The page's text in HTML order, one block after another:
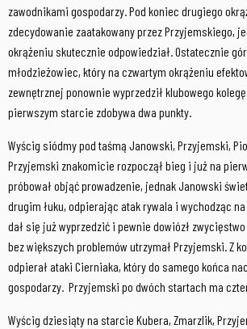
zawodnikami gospodarzy. Pod koniec drugiego
zdecydowanie zaatakowany przez Przyjemskiego,
okrążeniu skutecznie odpowiedział. Ostatecznie
młodzieżowiec, który na czwartym okrążeniu
zewnętrznej ponownie wyprzedził klubowego
pierwszym starcie zdobywa dwa punkty.
Wyścig siódmy pod taśmą Janowski, Przyjemski,
Przyjemski znakomicie rozpoczął bieg i już na
próbował objąć prowadzenie, jednak Janowski
drugim łuku, odpierając atak rywala i wychodząc
dał się już wyprzedzić i pewnie dowiózł
bez większych problemów utrzymał Przyjemski. Z
odpierał ataki Cierniaka, który do samego końca
gospodarzy. Przyjemski po dwóch startach ma
Wyścig dziesiąty na starcie Kubera, Zmarzlik,